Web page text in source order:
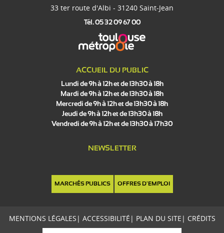
33 ter route d'Albi - 31240 Saint-Jean
Tél. 05 32 09 67 00
ACCUEIL DU PUBLIC
Lundi de 9h à 12h et de 13h30 à 18h
Mardi de 9h à 12h et de 13h30 à 18h
Mercredi de 9h à 12h et de 13h30 à 18h
Jeudi de 9h à 12h et de 13h30 à 18h
Vendredi de 9h à 12h et de 13h30 à 17h30
NEWSLETTER
MARCHÉS PUBLICS OFFRES D'EMPLOI
MENTIONS LÉGALES | ACCESSIBILITÉ | PLAN DU SITE | CRÉDITS